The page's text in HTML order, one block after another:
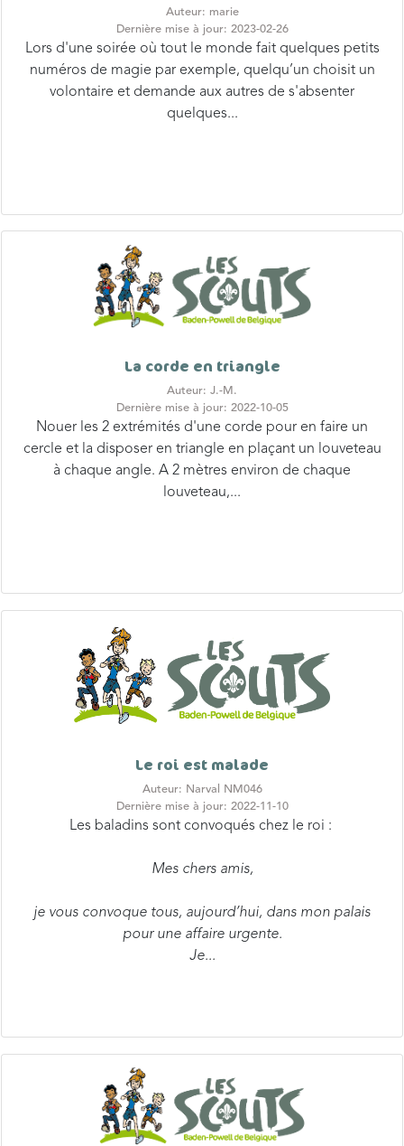
Auteur: marie
Dernière mise à jour: 2023-02-26
Lors d'une soirée où tout le monde fait quelques petits
numéros de magie par exemple, quelqu’un choisit un
volontaire et demande aux autres de s'absenter
quelques...
La corde en triangle
Auteur: J.-M.
Dernière mise à jour: 2022-10-05
Nouer les 2 extrémités d'une corde pour en faire un
cercle et la disposer en triangle en plaçant un louveteau
à chaque angle. A 2 mètres environ de chaque
louveteau,...
Le roi est malade
Auteur: Narval NM046
Dernière mise à jour: 2022-11-10
Les baladins sont convoqués chez le roi :
Mes chers amis,
je vous convoque tous, aujourd’hui, dans mon palais
pour une affaire urgente.
Je...